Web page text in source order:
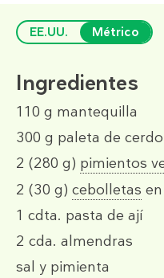
EE.UU. Métrico
Ingredientes
110 g mantequilla
300 g paleta de
2 (280 g) pimientos
2 (30 g) cebolletas
1 cdta. pasta de ají
2 cda. almendras
sal y pimienta